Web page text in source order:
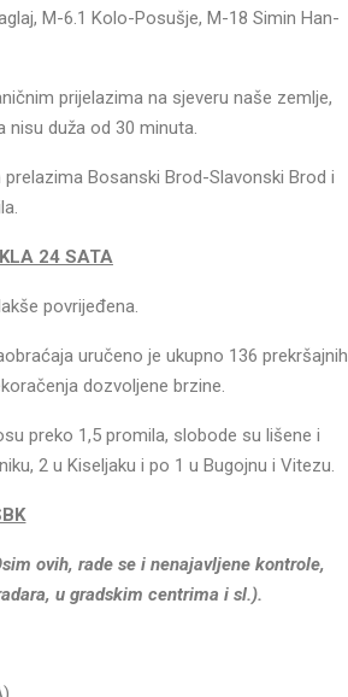
M-6.1 Kolo-Posušje, M-18 Simin Han-
prijelazima na sjeveru naše zemlje,
nisu duža od 30 minuta.
Bosanski Brod-Slavonski Brod i
24 SATA
povrijeđena.
uručeno je ukupno 136 prekršajnih
dozvoljene brzine.
preko 1,5 promila, slobode su lišene i
2 u Kiseljaku i po 1 u Bugojnu i Vitezu.
ovih, rade se i nenajavljene kontrole,
u gradskim centrima i sl.).